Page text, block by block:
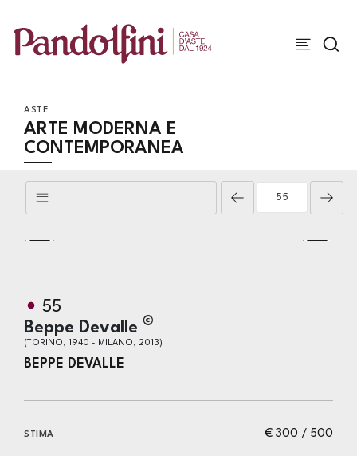
ASTE
ARTE MODERNA E
CONTEMPORANEA
55
Beppe Devalle ©
(TORINO, 1940 - MILANO, 2013)
BEPPE DEVALLE
€ 300 / 500
STIMA